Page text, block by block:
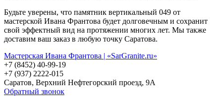
Будьте уверены, что памятник вертикальный 049 от
мастерской Ивана Франтова будет долговечным и сохранит
свой эффектный вид на протяжении многих лет. Мы также
доставим ваш заказ в любую точку Саратова.
Мастерская Ивана Франтова | «SarGranite.ru»
+7 (8452) 40-99-19
+7 (937) 2222-015
Саратов, Верхний Нефтегорский проезд, 9А
Обратный звонок